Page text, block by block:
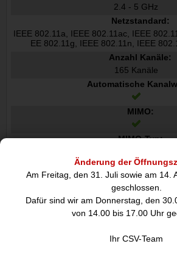
Änderung der
Am Freitag, den 31. Juli sowie am 14.
geschlossen.
Dafür sind wir am Donnerstag, den
von 14.00 bis 17.00 Uhr
Ihr CSV-Team
2.4 - 5 GHz
Netzstandard:
IEEE 802.11a, IEEE 802.11ac, IEEE
EE 802.11g, IEEE 802.11n, IEEE
Anzahl Kanäle:
165 Kanäle
Automatische
MIMO:
MIMO-Typ:
WLAN-Multimedia WMM/
VLAN-
Bandsteuerung: